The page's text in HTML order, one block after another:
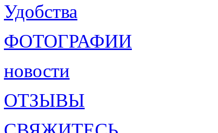
Удобства
ФОТОГРАФИИ
новости
ОТЗЫВЫ